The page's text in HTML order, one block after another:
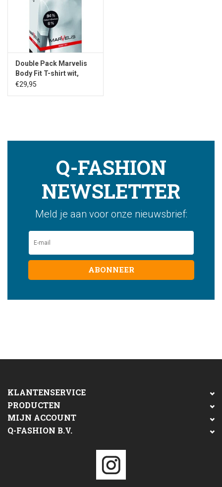
Double Pack Marvelis
Body Fit T-shirt wit,
ronde hals
€29,95
Q-FASHION
NEWSLETTER
Meld je aan voor onze nieuwsbrief:
ABONNEER
KLANTENSERVICE
PRODUCTEN
MIJN ACCOUNT
Q-FASHION B.V.